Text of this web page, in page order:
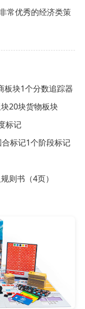
常优秀的经济类策
板块1个分数追踪器
20块货物板块
标记
合标记1个阶段标记
则书（4页）